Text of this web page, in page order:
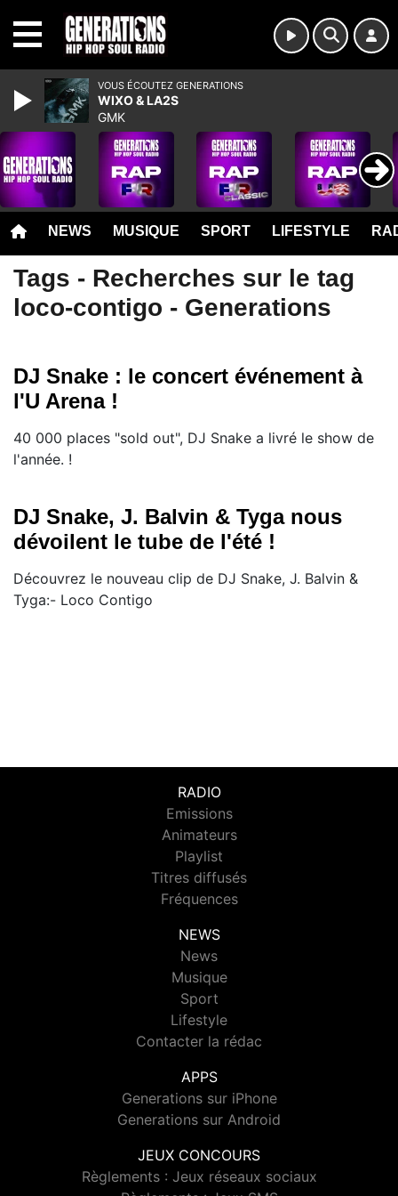
NEWS MUSIQUE SPORT LIFESTYLE
Tags - Recherches sur le tag
loco-contigo - Generations
DJ Snake : le concert événement à
l'U Arena !
40 000 places "sold out", DJ Snake a livré le show de
l'année. !
DJ Snake, J. Balvin & Tyga nous
dévoilent le tube de l'été !
Découvrez le nouveau clip de DJ Snake, J. Balvin &
Tyga:- Loco Contigo
RADIO
Emissions
Animateurs
Playlist
Titres diffusés
Fréquences
NEWS
News
Musique
Sport
Lifestyle
Contacter la rédac
APPS
Generations sur iPhone
Generations sur Android
JEUX CONCOURS
Règlements : Jeux réseaux sociaux
VOUS ÉCOUTEZ GENERATIONS
WIXO & LA2S
GMK